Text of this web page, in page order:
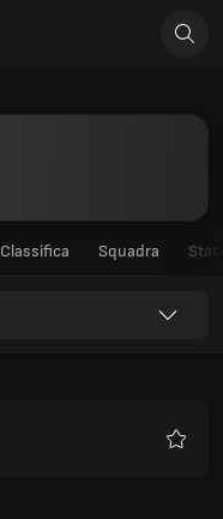
Classifica Squadra